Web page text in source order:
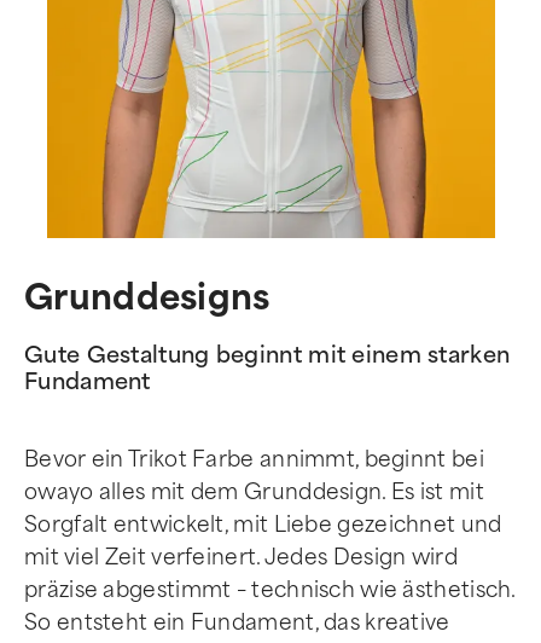
Grunddesigns
Gute Gestaltung beginnt mit einem starken
Fundament
Bevor ein Trikot Farbe annimmt, beginnt bei
owayo alles mit dem Grunddesign. Es ist mit
Sorgfalt entwickelt, mit Liebe gezeichnet und
mit viel Zeit verfeinert. Jedes Design wird
präzise abgestimmt – technisch wie ästhetisch.
So entsteht ein Fundament, das kreative